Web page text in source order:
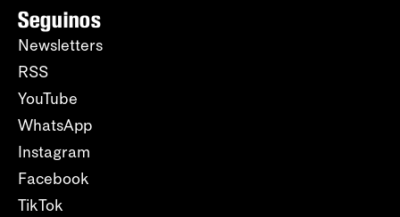
Seguinos
Newsletters
RSS
YouTube
WhatsApp
Instagram
Facebook
TikTok